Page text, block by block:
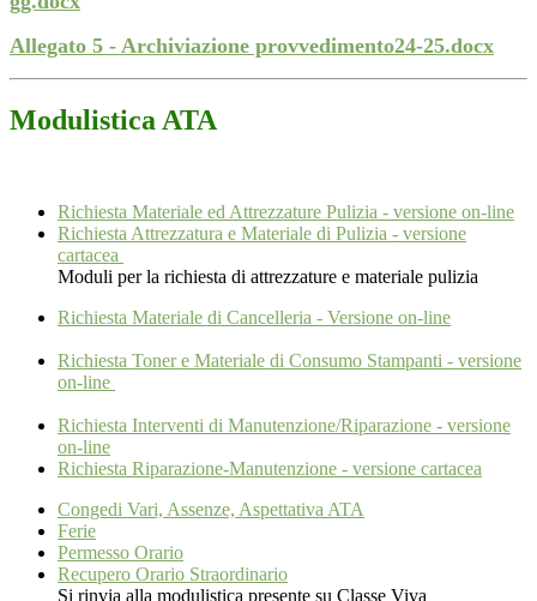
Allegato 5 - Archiviazione provvedimento24-25.docx
Modulistica ATA
Richiesta Materiale ed Attrezzature Pulizia - versione on-line
Richiesta Attrezzatura e Materiale di Pulizia - versione
cartacea
Moduli per la richiesta di attrezzature e materiale pulizia
Richiesta Materiale di Cancelleria - Versione on-line
Richiesta Toner e Materiale di Consumo Stampanti - versione
on-line
Richiesta Interventi di Manutenzione/Riparazione - versione
on-line
Richiesta Riparazione-Manutenzione - versione cartacea
Congedi Vari, Assenze, Aspettativa ATA
Ferie
Permesso Orario
Recupero Orario Straordinario
Si rinvia alla modulistica presente su Classe Viva